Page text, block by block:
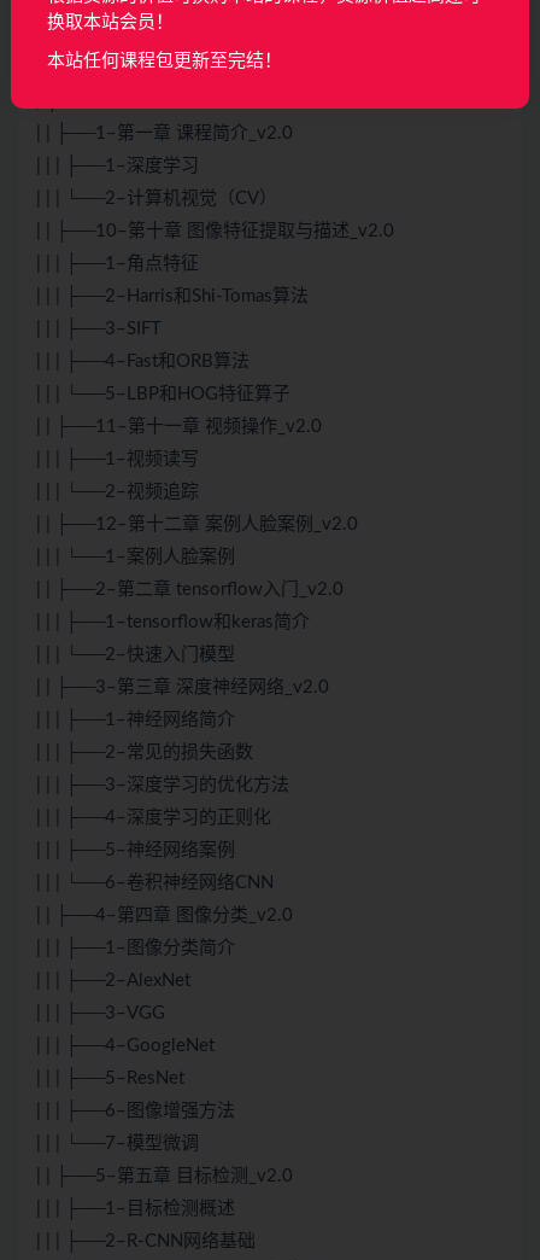
| | | ├──下载必看.txt 0.16kb
| | | └──资料2.zip 14.66M
| | ├──1–第一章 课程简介_v2.0
| | | ├──1–深度学习
| | | └──2–计算机视觉（CV）
| | ├──10–第十章 图像特征提取与描述_v2.0
| | | ├──1–角点特征
| | | ├──2–Harris和Shi-Tomas算法
| | | ├──3–SIFT
| | | ├──4–Fast和ORB算法
| | | └──5–LBP和HOG特征算子
| | ├──11–第十一章 视频操作_v2.0
| | | ├──1–视频读写
| | | └──2–视频追踪
| | ├──12–第十二章 案例人脸案例_v2.0
| | | └──1–案例人脸案例
| | ├──2–第二章 tensorflow入门_v2.0
| | | ├──1–tensorflow和keras简介
| | | └──2–快速入门模型
| | ├──3–第三章 深度神经网络_v2.0
| | | ├──1–神经网络简介
| | | ├──2–常见的损失函数
| | | ├──3–深度学习的优化方法
| | | ├──4–深度学习的正则化
| | | ├──5–神经网络案例
| | | └──6–卷积神经网络CNN
| | ├──4–第四章 图像分类_v2.0
| | | ├──1–图像分类简介
| | | ├──2–AlexNet
| | | ├──3–VGG
| | | ├──4–GoogleNet
| | | ├──5–ResNet
| | | ├──6–图像增强方法
| | | └──7–模型微调
| | ├──5–第五章 目标检测_v2.0
| | | ├──1–目标检测概述
| | | ├──2–R-CNN网络基础
换取本站会员！
本站任何课程包更新至完结！